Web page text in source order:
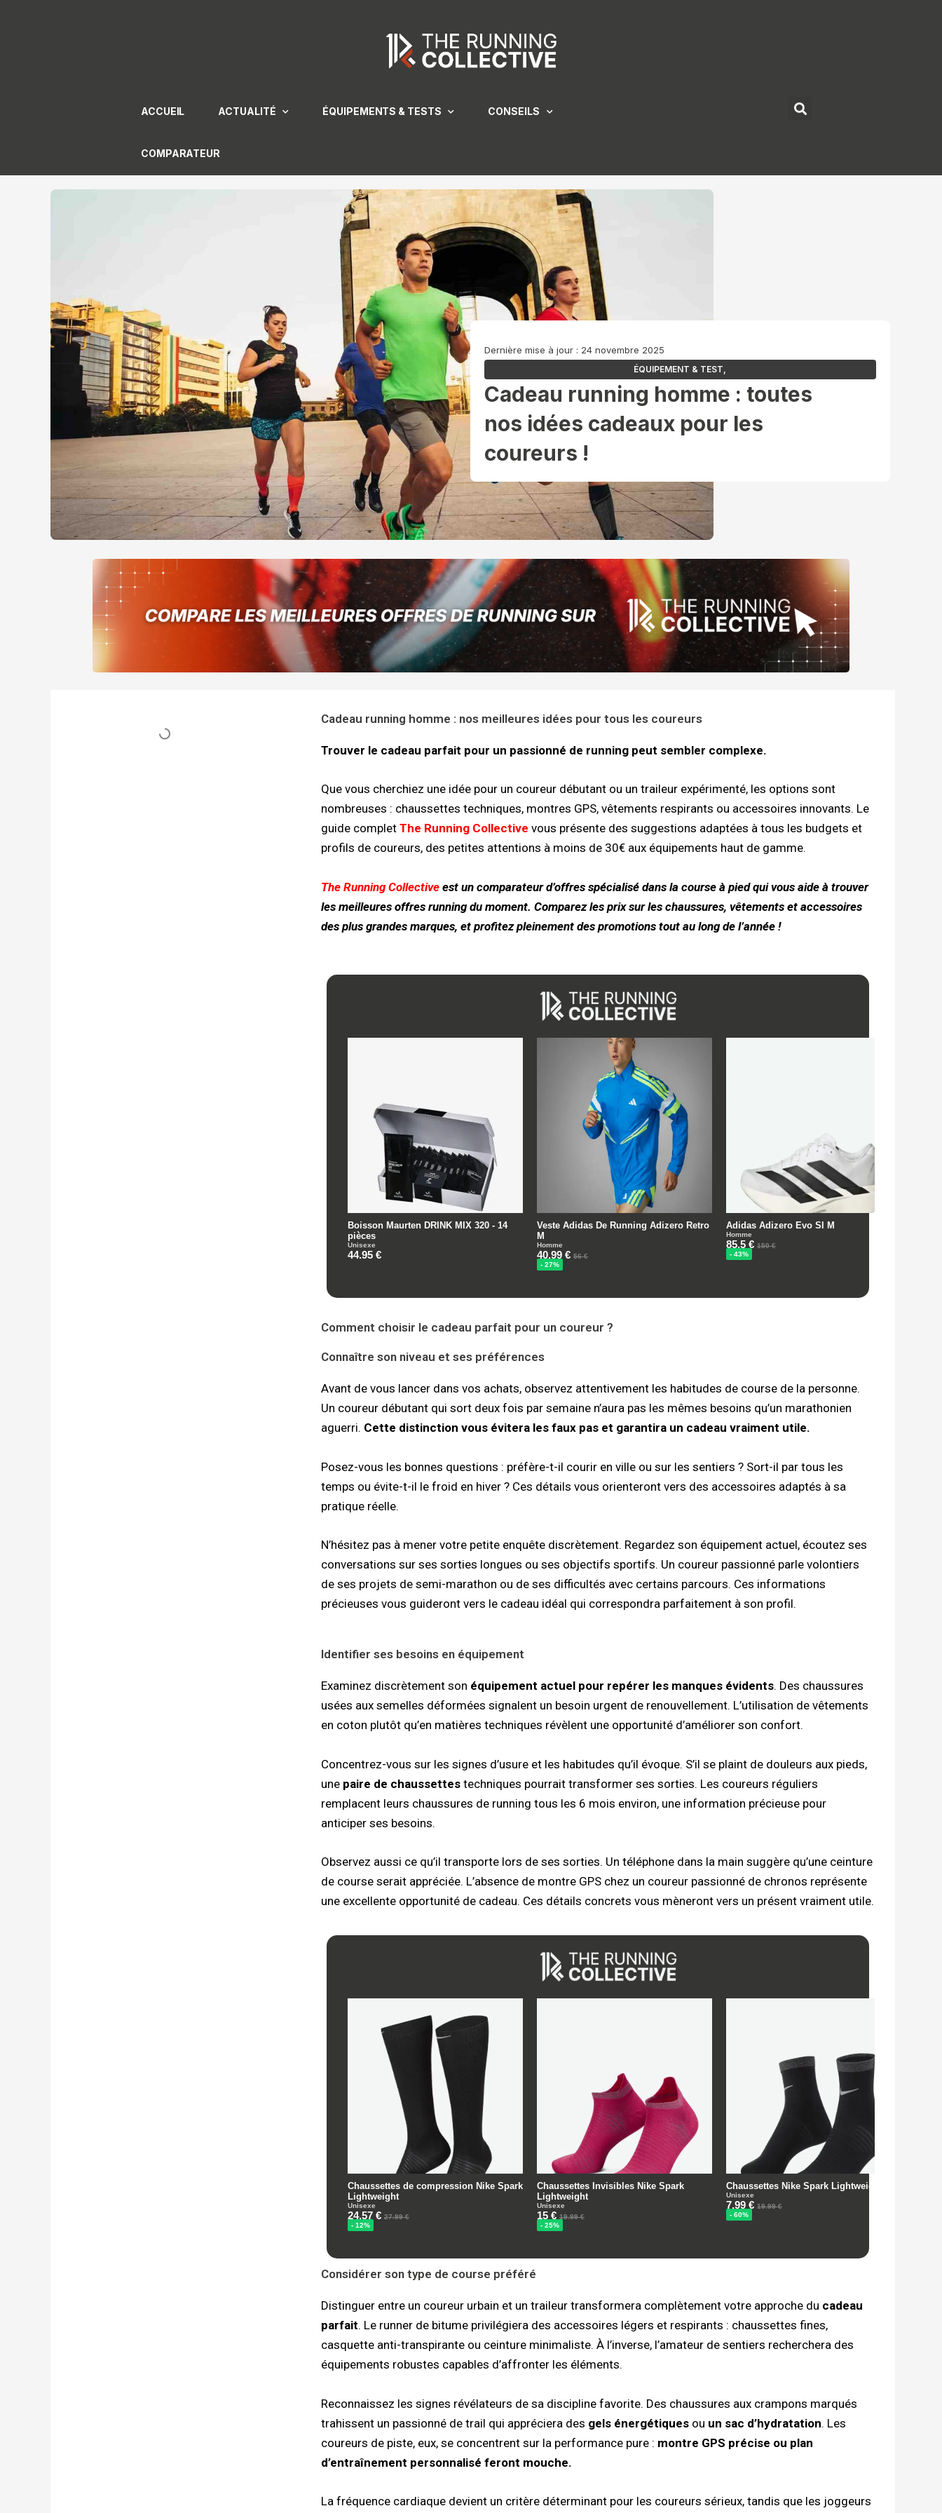
ACCUEIL ACTUALITÉ ÉQUIPEMENTS & TESTS CONSEILS
COMPARATEUR
Dernière mise à jour : 24 novembre 2025
ÉQUIPEMENT & TEST,
Cadeau running homme : toutes
nos idées cadeaux pour les
coureurs !
Cadeau running homme : nos meilleures idées pour tous les coureurs
Trouver le cadeau parfait pour un passionné de running peut sembler complexe.
Que vous cherchiez une idée pour un coureur débutant ou un traileur expérimenté, les options sont
nombreuses : chaussettes techniques, montres GPS, vêtements respirants ou accessoires innovants. Le
guide complet The Running Collective vous présente des suggestions adaptées à tous les budgets et
profils de coureurs, des petites attentions à moins de 30€ aux équipements haut de gamme.
The Running Collectiveest un comparateur d’offres spécialisé dans la course à pied qui vous aide à trouver
les meilleures offres running du moment. Comparez les prix sur les chaussures, vêtements et accessoires
des plus grandes marques, et profitez pleinement des promotions tout au long de l’année !
Comment choisir le cadeau parfait pour un coureur ?
Connaître son niveau et ses préférences
Avant de vous lancer dans vos achats, observez attentivement les habitudes de course de la personne.
Un coureur débutant qui sort deux fois par semaine n’aura pas les mêmes besoins qu’un marathonien
aguerri. Cette distinction vous évitera les faux pas et garantira un cadeau vraiment utile.
Posez-vous les bonnes questions : préfère-t-il courir en ville ou sur les sentiers ? Sort-il par tous les
temps ou évite-t-il le froid en hiver ? Ces détails vous orienteront vers des accessoires adaptés à sa
pratique réelle.
N’hésitez pas à mener votre petite enquête discrètement. Regardez son équipement actuel, écoutez ses
conversations sur ses sorties longues ou ses objectifs sportifs. Un coureur passionné parle volontiers
de ses projets de semi-marathon ou de ses difficultés avec certains parcours. Ces informations
précieuses vous guideront vers le cadeau idéal qui correspondra parfaitement à son profil.
Identifier ses besoins en équipement
Examinez discrètement son équipement actuel pour repérer les manques évidents. Des chaussures
usées aux semelles déformées signalent un besoin urgent de renouvellement. L’utilisation de vêtements
en coton plutôt qu’en matières techniques révèlent une opportunité d’améliorer son confort.
Concentrez-vous sur les signes d’usure et les habitudes qu’il évoque. S’il se plaint de douleurs aux pieds,
une paire de chaussettestechniques pourrait transformer ses sorties. Les coureurs réguliers
remplacent leurs chaussures de running tous les 6 mois environ, une information précieuse pour
anticiper ses besoins.
Observez aussi ce qu’il transporte lors de ses sorties. Un téléphone dans la main suggère qu’une ceinture
de course serait appréciée. L’absence de montre GPS chez un coureur passionné de chronos représente
une excellente opportunité de cadeau. Ces détails concrets vous mèneront vers un présent vraiment utile.
Considérer son type de course préféré
Distinguer entre un coureur urbain et un traileur transformera complètement votre approche du cadeau
parfait. Le runner de bitume privilégiera des accessoires légers et respirants : chaussettes fines,
casquette anti-transpirante ou ceinture minimaliste. À l’inverse, l’amateur de sentiers recherchera des
équipements robustes capables d’affronter les éléments.
Reconnaissez les signes révélateurs de sa discipline favorite. Des chaussures aux crampons marqués
trahissent un passionné de trail qui appréciera des gels énergétiquesou un sac d’hydratation. Les
coureurs de piste, eux, se concentrent sur la performance pure : montre GPS précise ou plan
d’entraînement personnalisé feront mouche.
La fréquence cardiaque devient un critère déterminant pour les coureurs sérieux, tandis que les joggeurs